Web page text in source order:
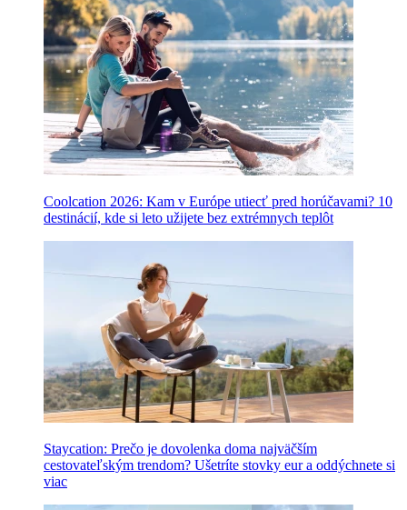
Coolcation 2026: Kam v Európe utiecť pred horúčavami? 10
destinácií, kde si leto užijete bez extrémnych teplôt
Staycation: Prečo je dovolenka doma najväčším
cestovateľským trendom? Ušetríte stovky eur a oddýchnete si
viac